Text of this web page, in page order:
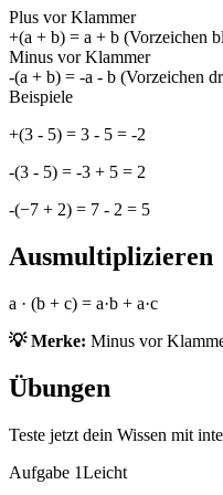
Plus vor Klammer
+(a + b) = a + b (Vorzeichen
Minus vor Klammer
-(a + b) = -a - b (Vorzeichen
Beispiele
+(3 - 5) = 3 - 5 = -2
-(3 - 5) = -3 + 5 = 2
-(−7 + 2) = 7 - 2 = 5
Ausmultiplizieren
a · (b + c) = a·b + a·c
💡 Merke: Minus vor
Übungen
Teste jetzt dein Wissen mit
Aufgabe 1Leicht